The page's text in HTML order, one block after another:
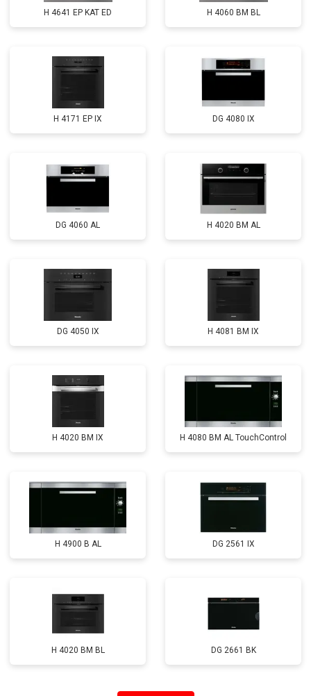
H 4641 EP KAT ED H 4060 BM BL
H 4171 EP IX DG 4080 IX
DG 4060 AL H 4020 BM AL
DG 4050 IX H 4081 ВМ IX
H 4020 BM IX H 4080 BM AL TouchControl
H 4900 B AL DG 2561 IX
H 4020 BM BL DG 2661 BK